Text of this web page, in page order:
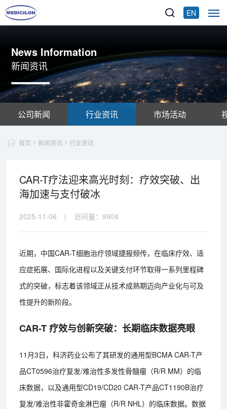
EN
News Information
新闻资讯
公司新闻 行业资讯 市场活动
首页 新闻资讯 行业资讯
CAR-T疗法迎来高光时刻：疗效突破、出
海加速与支付破冰
2025-11-06 | 访问量：9904
近期，中国CAR-T细胞治疗领域捷报频传，在临床疗效、适
应症拓展、国际化进程以及关键支付环节取得一系列里程碑
式的突破，标志着该领域正从技术成熟期迈向产业化与可及
性提升的新阶段。
CAR-T 疗效与创新突破：长期临床数据亮眼
11月3日，科济药业公布了其研发的通用型BCMA CAR-T产
品CT0596治疗复发/难治性多发性骨髓瘤（R/R MM）的临
床数据，以及通用型CD19/CD20 CAR-T产品CT1190B治疗
复发/难治性非霍奇金淋巴瘤（R/R NHL）的临床数据。数据